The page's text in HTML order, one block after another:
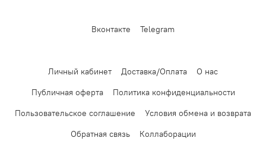
Вконтакте Telegram
Личный кабинет Доставка/Оплата
О нас
Публичная оферта
Политика конфиденциальности
Пользовательское соглашение
Условия обмена и возврата
Обратная связь
Коллаборации